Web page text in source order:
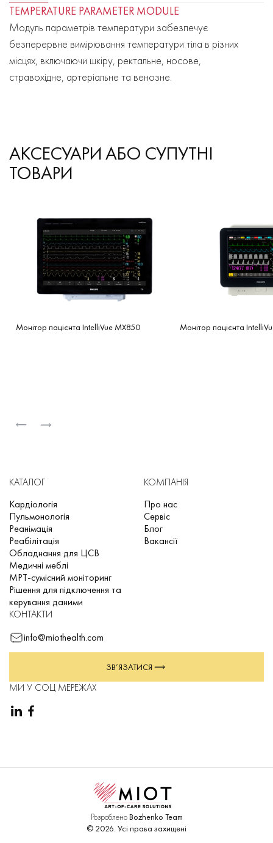
TEMPERATURE PARAMETER MODULE
Модуль параметрів температури забезпечує
безперервне вимірювання температури тіла в різних
місцях, включаючи шкіру, ректальне, носове,
стравохідне, артеріальне та венозне.
АКСЕСУАРИ АБО СУПУТНІ
ТОВАРИ
Монітор пацієнта IntelliVue MX850 Монітор пацієнта
КАТАЛОГ
Кардіологія
Пульмонологія
Реанімація
Реабілітація
Обладнання для ЦСВ
Медичні меблі
МРТ-сумісний моніторинг
Рішення для підключення та
керування даними
КОМПАНІЯ
Про нас
Сервіс
Блог
Вакансії
КОНТАКТИ
info@miothealth.com
ЗВ’ЯЗАТИСЯ
МИ У СОЦ МЕРЕЖАХ
РозробленоBozhenko Team
© 2026.Усі права захищені